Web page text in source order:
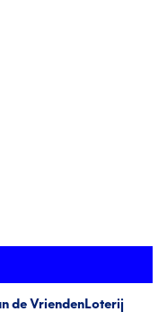
de VriendenLoterij